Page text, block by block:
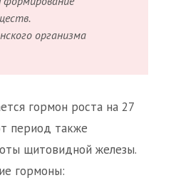
организма
гормон роста на 27
период также
щитовидной железы.
гормоны: